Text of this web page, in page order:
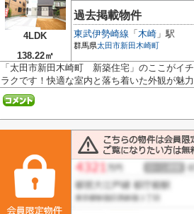
4LDK
138.22㎡
過去掲載物件
東武伊勢崎線 「 木崎 」駅
群馬県太田市新田木崎町
「太田市新田木崎町 新築住宅」のここがイ
ラクです！快適な室内と落ち着いた外観が魅